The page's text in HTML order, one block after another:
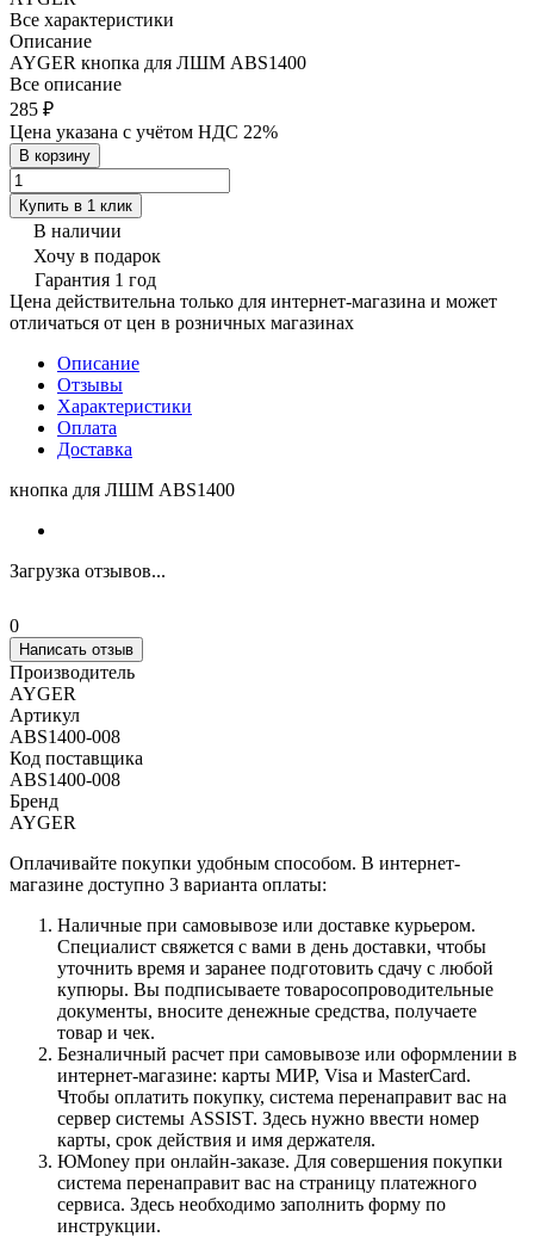
Все характеристики
Описание
AYGER кнопка для ЛШМ ABS1400
Все описание
285 ₽
Цена указана с учётом НДС 22%
В корзину
Купить в 1 клик
В наличии
Хочу в подарок
Гарантия 1 год
Цена действительна только для интернет-магазина и может
отличаться от цен в розничных магазинах
Описание
Отзывы
Характеристики
Оплата
Доставка
кнопка для ЛШМ ABS1400
Загрузка отзывов...
0
Написать отзыв
Производитель
AYGER
Артикул
ABS1400-008
Код поставщика
ABS1400-008
Бренд
AYGER
Оплачивайте покупки удобным способом. В интернет-
магазине доступно 3 варианта оплаты:
Наличные при самовывозе или доставке курьером.
Специалист свяжется с вами в день доставки, чтобы
уточнить время и заранее подготовить сдачу с любой
купюры. Вы подписываете товаросопроводительные
документы, вносите денежные средства, получаете
товар и чек.
Безналичный расчет при самовывозе или оформлении в
интернет-магазине: карты МИР, Visa и MasterCard.
Чтобы оплатить покупку, система перенаправит вас на
сервер системы ASSIST. Здесь нужно ввести номер
карты, срок действия и имя держателя.
ЮMoney при онлайн-заказе. Для совершения покупки
система перенаправит вас на страницу платежного
сервиса. Здесь необходимо заполнить форму по
инструкции.